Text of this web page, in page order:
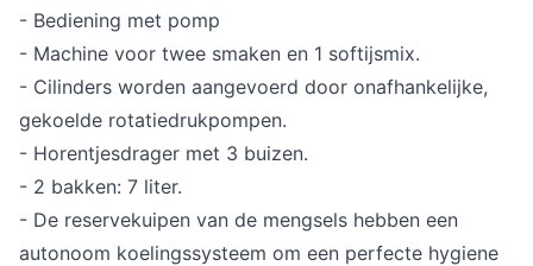
- Bediening met pomp
- Machine voor twee smaken en 1 softijsmix.
- Cilinders worden aangevoerd door onafhankelijke,
gekoelde rotatiedrukpompen.
- Horentjesdrager met 3 buizen.
- 2 bakken: 7 liter.
- De reservekuipen van de mengsels hebben een
autonoom koelingssysteem om een perfecte hygiene